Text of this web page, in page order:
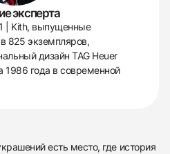
эксперта
| Kith, выпущенные
825 экземпляров,
дизайн TAG Heuer
1986 года в современной
есть место, где история